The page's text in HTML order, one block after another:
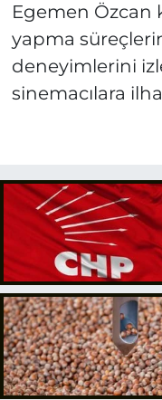
Egemen Özcan
yapma
deneyimlerini
sinemacılara